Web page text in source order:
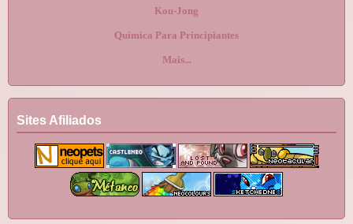
Kou-Jong
Química Para Principiantes
Mais...
Sites Afiliados